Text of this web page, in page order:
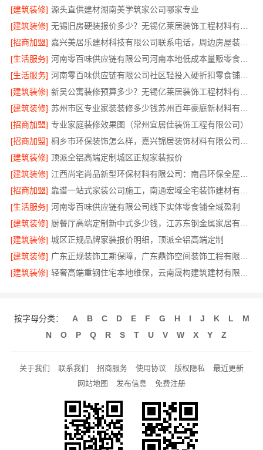
[建筑装修] 源头直供建材湖南美学筑家公司哪家专业
[建筑装修]
[招商加盟]
嘉兴美居乐建材科技有限公司联系电话，周边房屋装修服务
[生活服务]
河南零百味供应链有限公司河南本地低成本量贩零食全域盈利
[生活服务]
河南零百味供应链有限公司社区轻投入硬折扣零食铺低风险经营
[建筑装修]
[建筑装修]
[招商加盟] 专业家庭装修效果图（常州宜居佳装饰工程有限公司）
[招商加盟]
[建筑装修] 顶派全铝高端定制城区正规家装报价
[建筑装修]
[招商加盟]
[生活服务] 河南零百味供应链有限公司线下实体零食铺全域盈利
[建筑装修]
[建筑装修] 城区正规品牌家装报价明细，顶派全铝高端定制
[建筑装修]
[建筑装修]
按字母分类： A B C D E F G H I J K L
M
N
O P Q R S T U V W X Y Z
关于我们 联系我们 招商服务 使用协议 版权隐私
最近更新
网站地图
发布信息 免费注册